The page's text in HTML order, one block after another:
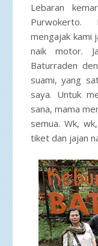
Lebaran
Purwokerto.
mengajak kami
naik motor.
Baturraden
suami, yang
saya. Untuk
sana, mama
semua. Wk,
tiket dan jajan